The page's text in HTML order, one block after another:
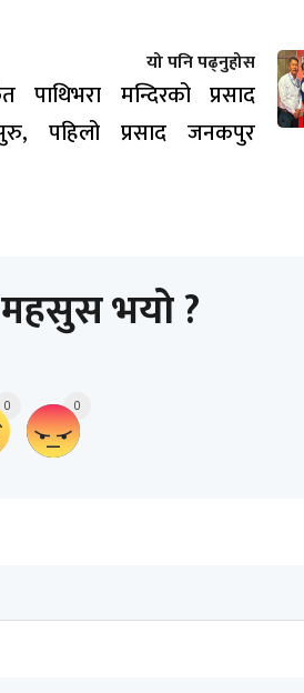
यो पनि पढ्नुहोस
पाथिभरा मन्दिरको प्रसाद
पहिलो प्रसाद जनकपुर
भयो ?
0 0